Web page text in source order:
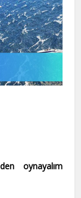
oynayalım